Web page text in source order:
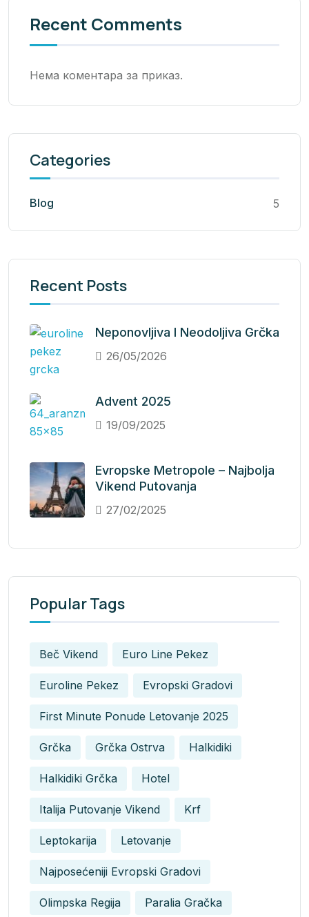
Recent Comments
Нема коментара за приказ.
Categories
Blog 5
Recent Posts
Neponovljiva I Neodoljiva Grčka
26/05/2026
Advent 2025
19/09/2025
Evropske Metropole – Najbolja
Vikend Putovanja
27/02/2025
Popular Tags
Beč Vikend Euro Line Pekez
Euroline Pekez Evropski Gradovi
First Minute Ponude Letovanje 2025
Grčka Grčka Ostrva Halkidiki
Halkidiki Grčka Hotel
Italija Putovanje Vikend Krf
Leptokarija Letovanje
Najposećeniji Evropski Gradovi
Olimpska Regija Paralia Gračka